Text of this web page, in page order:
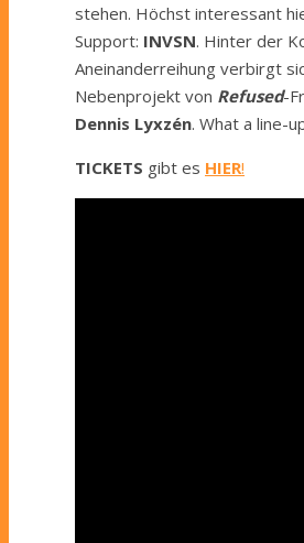
stehen. Höchst interessant
Support: INVSN. Hinter der
Aneinanderreihung verbirgt
Nebenprojekt von Refused-
Dennis Lyxzén. What a line-
TICKETS gibt es HIER!